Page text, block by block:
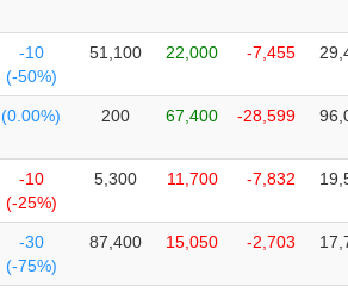
-10
(-50%)
51,100 22,000 -7,455
(0.00%) 200 67,400 -28,599
-10
(-25%)
5,300 11,700 -7,832
-30
(-75%)
87,400 15,050 -2,703